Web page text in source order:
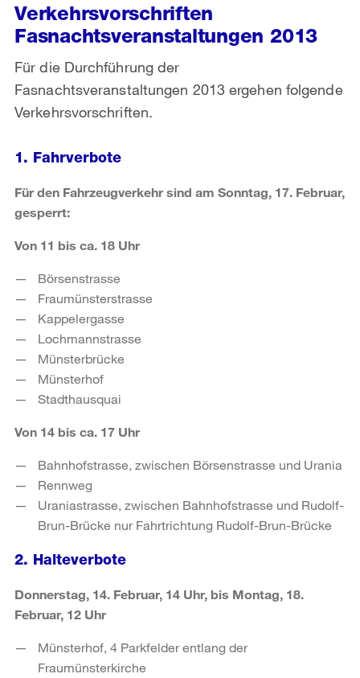
Verkehrsvorschriften
Fasnachtsveranstaltungen 2013
Für die Durchführung der
Fasnachtsveranstaltungen 2013 ergehen folgende
Verkehrsvorschriften.
1. Fahrverbote
Für den Fahrzeugverkehr sind am Sonntag, 17. Februar,
gesperrt:
Von 11 bis ca. 18 Uhr
Börsenstrasse
Fraumünsterstrasse
Kappelergasse
Lochmannstrasse
Münsterbrücke
Münsterhof
Stadthausquai
Von 14 bis ca. 17 Uhr
Bahnhofstrasse, zwischen Börsenstrasse und Urania
Rennweg
Uraniastrasse, zwischen Bahnhofstrasse und Rudolf-
Brun-Brücke nur Fahrtrichtung Rudolf-Brun-Brücke
2. Halteverbote
Donnerstag, 14. Februar, 14 Uhr, bis Montag, 18.
Februar, 12 Uhr
Münsterhof, 4 Parkfelder entlang der
Fraumünsterkirche